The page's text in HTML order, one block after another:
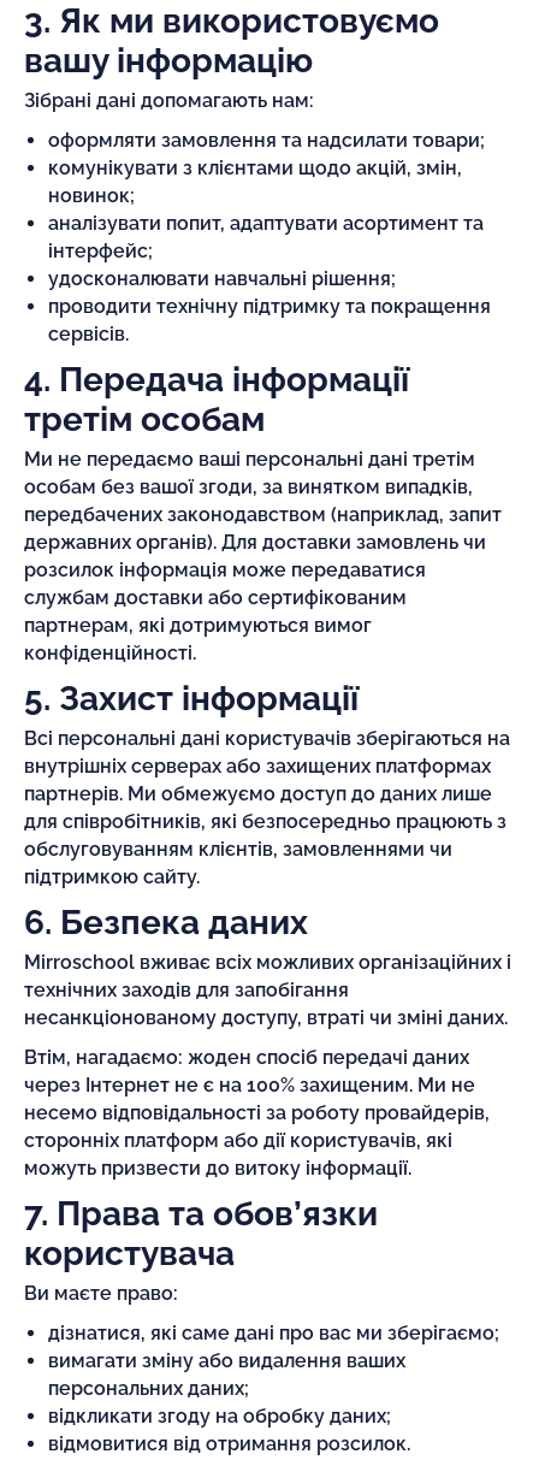
3. Як ми використовуємо
вашу інформацію
Зібрані дані допомагають нам:
оформляти замовлення та надсилати товари;
комунікувати з клієнтами щодо акцій, змін,
новинок;
аналізувати попит, адаптувати асортимент та
інтерфейс;
удосконалювати навчальні рішення;
проводити технічну підтримку та покращення
сервісів.
4. Передача інформації
третім особам
Ми не передаємо ваші персональні дані третім
особам без вашої згоди, за винятком випадків,
передбачених законодавством (наприклад, запит
державних органів). Для доставки замовлень чи
розсилок інформація може передаватися
службам доставки або сертифікованим
партнерам, які дотримуються вимог
конфіденційності.
5. Захист інформації
Всі персональні дані користувачів зберігаються на
внутрішніх серверах або захищених платформах
партнерів. Ми обмежуємо доступ до даних лише
для співробітників, які безпосередньо працюють з
обслуговуванням клієнтів, замовленнями чи
підтримкою сайту.
6. Безпека даних
Mirroschool вживає всіх можливих організаційних і
технічних заходів для запобігання
несанкціонованому доступу, втраті чи зміні даних.
Втім, нагадаємо: жоден спосіб передачі даних
через Інтернет не є на 100% захищеним. Ми не
несемо відповідальності за роботу провайдерів,
сторонніх платформ або дії користувачів, які
можуть призвести до витоку інформації.
7. Права та обов’язки
користувача
Ви маєте право:
дізнатися, які саме дані про вас ми зберігаємо;
вимагати зміну або видалення ваших
персональних даних;
відкликати згоду на обробку даних;
відмовитися від отримання розсилок.